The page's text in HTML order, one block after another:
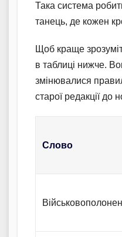
Така система
танець, де кожен
Щоб краще
в таблиці нижче.
змінювалися
старої редакції до
Слово